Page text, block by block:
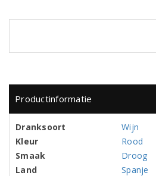
Productinformatie
Dranksoort
Wijn
Kleur
Rood
Smaak
Droog
Land
Spanje